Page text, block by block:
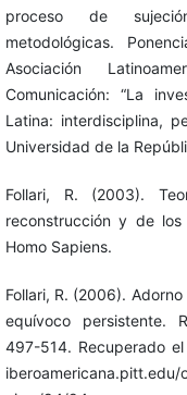
proceso de
metodológicas.
Asociación
Comunicación: “La
Latina: interdisciplina,
Universidad de la
Follari, R. (2003).
reconstrucción y de los
Homo Sapiens.
Follari, R. (2006).
equívoco persistente.
497-514. Recuperado